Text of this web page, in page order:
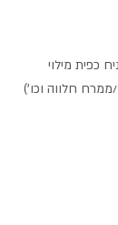
כפית מילוי
חלווה וכו')